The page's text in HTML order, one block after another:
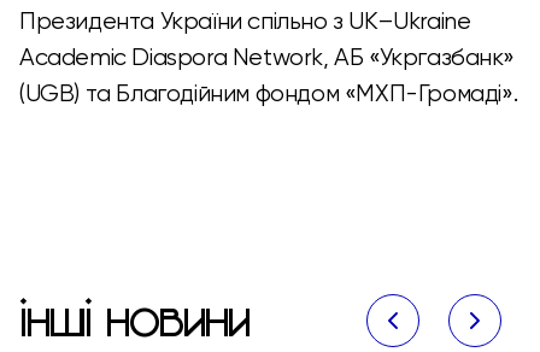
Президента України спільно з UK–Ukraine
Academic Diaspora Network, АБ «Укргазбанк»
(UGB) та Благодійним фондом «МХП-Громаді».
ІНШІ НОВИНИ